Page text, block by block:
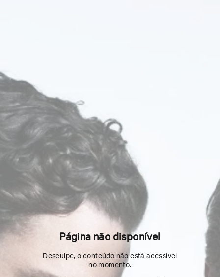
Página não disponível
Desculpe, o conteúdo não está acessível
no momento.